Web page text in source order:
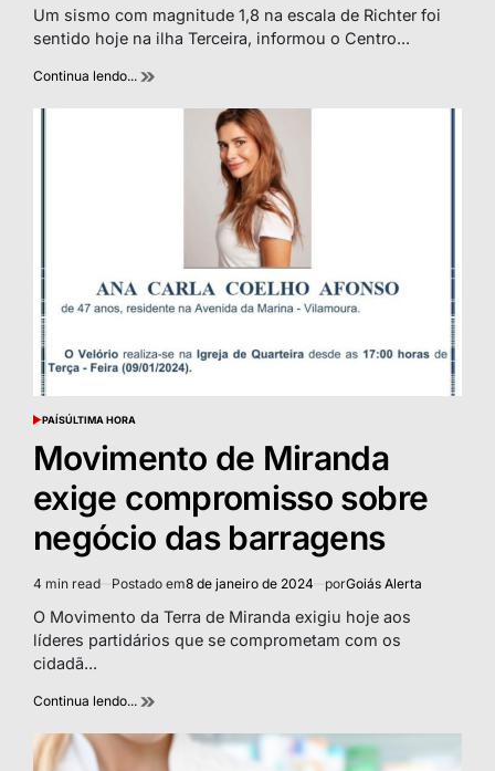
read
Um sismo com magnitude 1,8 na escala de Richter foi
sentido hoje na ilha Terceira, informou o Centro...
Continua lendo...
POSTED
PAÍSÚLTIMA HORA
Movimento de Miranda
exige compromisso sobre
negócio das barragens
Estimated
read
time
4 min read Postado em8 de janeiro de 2024 porGoiás Alerta
O Movimento da Terra de Miranda exigiu hoje aos
líderes partidários que se comprometam com os
cidadã...
Continua lendo...